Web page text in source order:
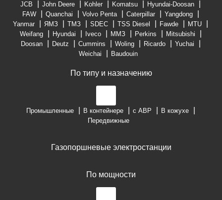
JCB John Deere Kohler Komatsu
Hyundai-Doosan
FAW
Quanchai Volvo Penta Caterpillar
Yangdong
Yanmar
ЯМЗ ТМЗ SDEC TSS Diesel Fawde
MTU
Weifang
Hyundai Iveco ММЗ Perkins
Mitsubishi
Doosan
Deutz Cummins Woling Ricardo
Yuchai
Weichai
Baudouin
По типу и назначению
Промышленные В контейнере с АВР
В кожухе
Передвижные
Газопоршневые электростанции
По мощности